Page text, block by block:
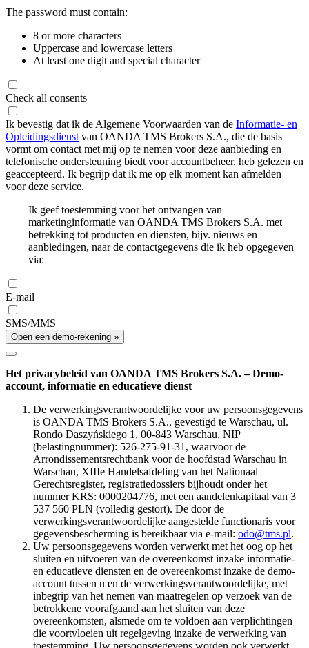
The password must contain:
8 or more characters
Uppercase and lowercase letters
At least one digit and special character
Check all consents
Ik bevestig dat ik de Algemene Voorwaarden van de Informatie- en
Opleidingsdienst van OANDA TMS Brokers S.A., die de basis
vormt om contact met mij op te nemen voor deze aanbieding en
telefonische ondersteuning biedt voor accountbeheer, heb gelezen en
geaccepteerd. Ik begrijp dat ik me op elk moment kan afmelden
voor deze service.
Ik geef toestemming voor het ontvangen van
marketinginformatie van OANDA TMS Brokers S.A. met
betrekking tot producten en diensten, bijv. nieuws en
aanbiedingen, naar de contactgegevens die ik heb opgegeven
via:
E-mail
SMS/MMS
Open een demo-rekening »
Het privacybeleid van OANDA TMS Brokers S.A. – Demo-
account, informatie en educatieve dienst
De verwerkingsverantwoordelijke voor uw persoonsgegevens
is OANDA TMS Brokers S.A., gevestigd te Warschau, ul.
Rondo Daszyńskiego 1, 00-843 Warschau, NIP
(belastingnummer): 526-275-91-31, waarvoor de
Arrondissementsrechtbank voor de hoofdstad Warschau in
Warschau, XIIIe Handelsafdeling van het Nationaal
Gerechtsregister, registratiedossiers bijhoudt onder het
nummer KRS: 0000204776, met een aandelenkapitaal van 3
537 560 PLN (volledig gestort). De door de
verwerkingsverantwoordelijke aangestelde functionaris voor
gegevensbescherming is bereikbaar via e-mail: odo@tms.pl.
Uw persoonsgegevens worden verwerkt met het oog op het
sluiten en uitvoeren van de overeenkomst inzake informatie-
en educatieve diensten en de overeenkomst inzake de demo-
account tussen u en de verwerkingsverantwoordelijke, met
inbegrip van het nemen van maatregelen op verzoek van de
betrokkene voorafgaand aan het sluiten van deze
overeenkomsten, alsmede om te voldoen aan verplichtingen
die voortvloeien uit regelgeving inzake de verwerking van
toestemming. Uw persoonsgegevens worden ook verwerkt